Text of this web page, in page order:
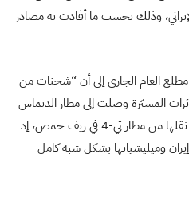
وذلك بحسب ما أفادت به مصادر
العام الجاري إلى أن “شحنات من
المسيّرة وصلت إلى مطار الديماس
العسكري في ريف دمشق الغربي، بعد نقلها من مطار تي-4 في ريف حمص، إذ
وميليشياتها بشكل شبه كامل